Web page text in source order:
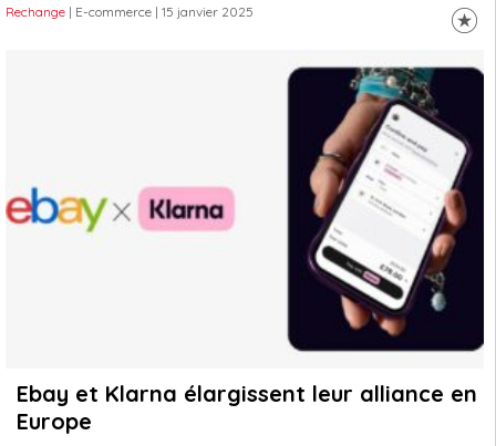
Rechange | E-commerce | 15 janvier 2025
Ebay et Klarna élargissent leur alliance en
Europe